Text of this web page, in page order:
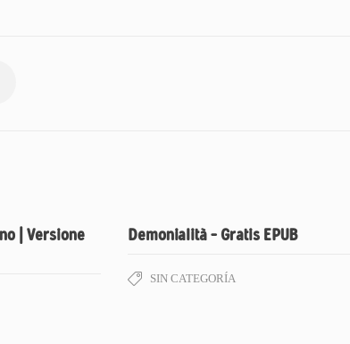
| Versione
Demonialità – Gratis EPUB
SIN CATEGORÍA